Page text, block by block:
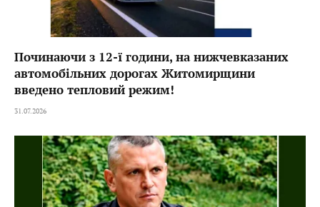
Починаючи з 12-ї години, на нижчевказаних
автомобільних дорогах Житомирщини
введено тепловий режим!
31.07.2026